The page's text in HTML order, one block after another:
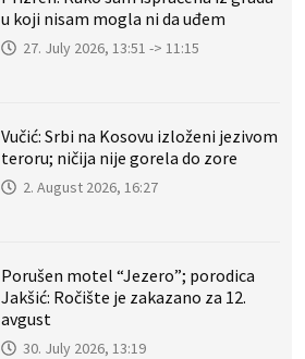
u koji nisam mogla ni da uđem
27. July 2026, 13:51 -> 11:15
Vučić: Srbi na Kosovu izloženi jezivom
teroru; ničija nije gorela do zore
2. August 2026, 16:27
Porušen motel “Jezero”; porodica
Jakšić: Ročište je zakazano za 12.
avgust
30. July 2026, 13:19